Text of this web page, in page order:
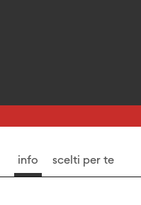
info scelti per te